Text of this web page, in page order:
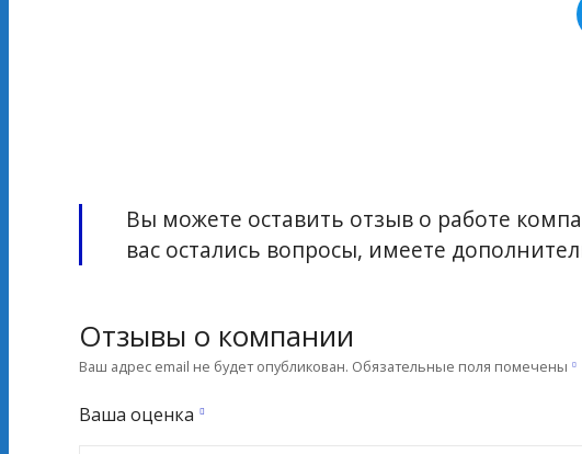
Вы можете оставить отзыв о работе
вас остались вопросы, имеете
Отзывы о компании
Ваш адрес email не будет опубликован. Обязательные поля помечены
Ваша оценка